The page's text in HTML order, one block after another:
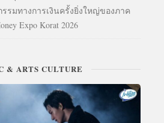
รมทางการเงินครั้งยิ่งใหญ่ของภาค
Expo Korat 2026
& ARTS CULTURE